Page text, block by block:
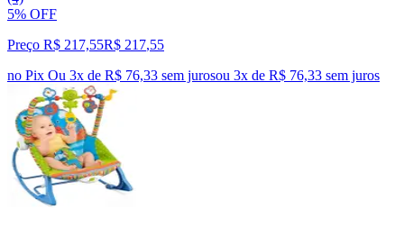
5% OFF
Preço R$ 217,55R$ 217,55
no Pix Ou 3x de R$ 76,33 sem jurosou 3x de R$ 76,33 sem juros